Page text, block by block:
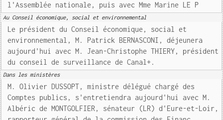
l'Assemblée nationale, puis avec Mme Marine LE P
Au Conseil économique, social et environnemental
Le président du Conseil économique, social et
environnemental, M. Patrick BERNASCONI, déjeunera
aujourd'hui avec M. Jean-Christophe THIERY, président
du conseil de surveillance de Canal+.
Dans les ministères
M. Olivier DUSSOPT, ministre délégué chargé des
Comptes publics, s'entretiendra aujourd'hui avec M.
Albéric de MONTGOLFIER, sénateur (LR) d'Eure-et-Loir,